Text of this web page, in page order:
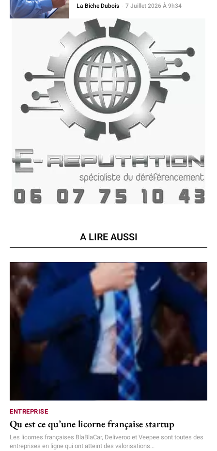
La Biche Dubois - 7 Juillet 2026 À 9h34
A LIRE AUSSI
ENTREPRISE
Qu est ce qu’une licorne française startup
Les licornes françaises BlaBlaCar, Deliveroo et Veepee sont toutes des
entreprises en ligne qui ont atteint des valorisations...